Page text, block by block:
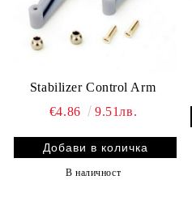
Stabilizer Control Arm
€4.86
9.51лв.
В наличност